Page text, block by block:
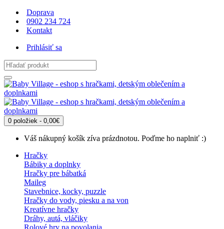
Doprava
0902 234 724
Kontakt
Prihlásiť sa
0 položiek - 0,00€
Váš nákupný košík zíva prázdnotou. Poďme ho naplniť :)
Hračky
Bábiky a doplnky
Hračky pre bábatká
Maileg
Stavebnice, kocky, puzzle
Hračky do vody, piesku a na von
Kreatívne hračky
Dráhy, autá, vláčiky
Rolové hry na povolania